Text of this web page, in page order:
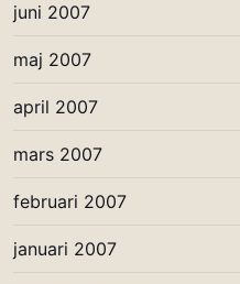
juni 2007
maj 2007
april 2007
mars 2007
februari 2007
januari 2007